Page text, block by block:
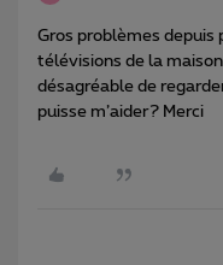
Gros problèmes depuis
télévisions de la
désagréable de
puisse m’aider? Merci